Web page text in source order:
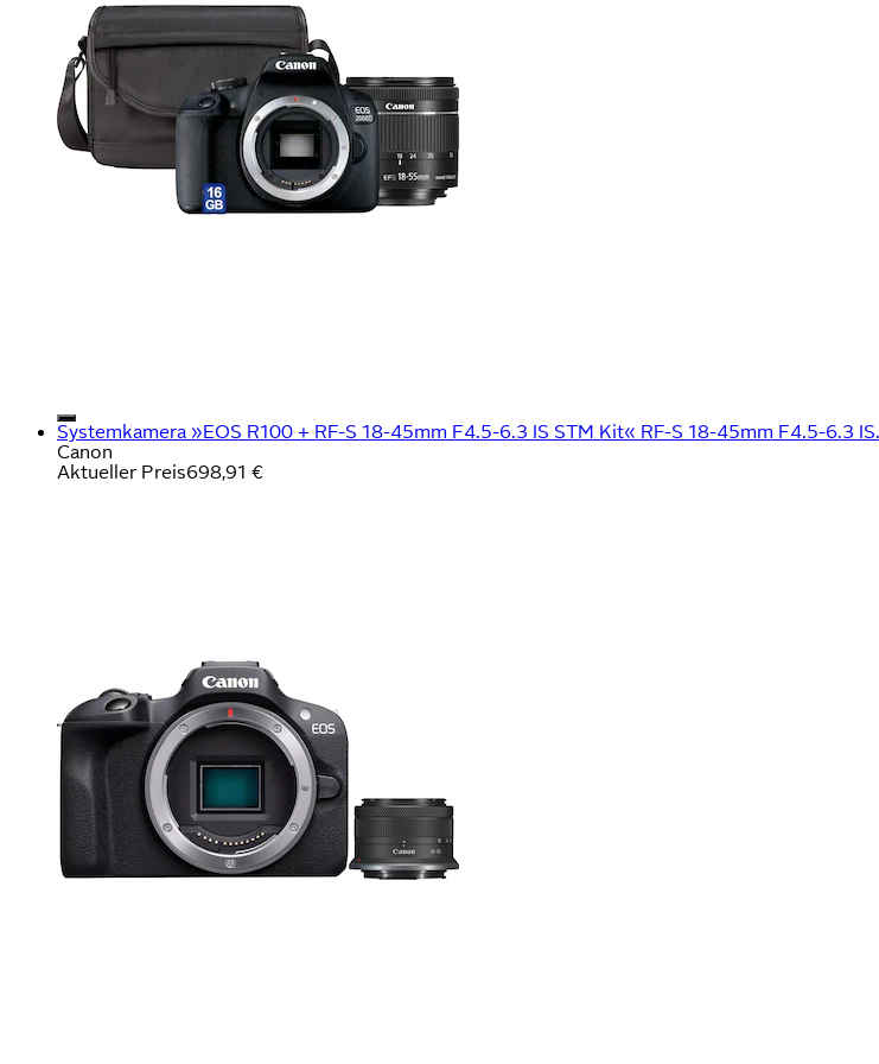
Systemkamera »EOS R100 + RF-S 18-45mm F4.5-6.3 IS STM Kit« RF-S 18-45mm F4.5-6.3
Canon
Aktueller Preis698,91 €